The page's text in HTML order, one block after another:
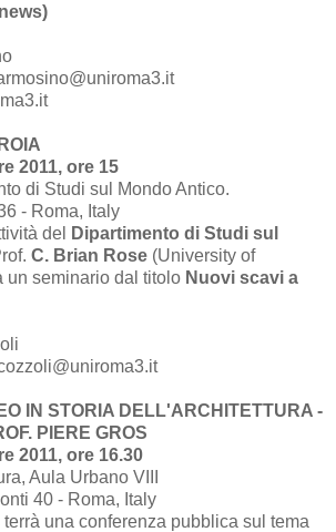
2011, ore 15
di Studi sul Mondo Antico.
- Roma, Italy
del
Dipartimento di Studi sul
C. Brian Rose (University of
un seminario dal titolo Nuovi scavi a
IN STORIA DELL'ARCHITETTURA -
PIERE GROS
2011, ore 16.30
Aula Urbano VIII
40 - Roma, Italy
terrà una conferenza pubblica sul tema